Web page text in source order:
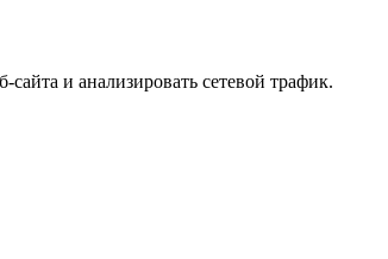
и анализировать сетевой трафик.